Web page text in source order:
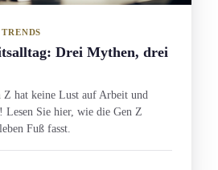
Drei Mythen, drei
Z hat keine Lust auf Arbeit und
Lesen Sie hier, wie die Gen Z
Fuß fasst.